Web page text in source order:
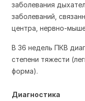
заболевания
заболеваний,
центра, нервно-
В 36 недель ПКВ
степени тяжести
форма).
Диагностика